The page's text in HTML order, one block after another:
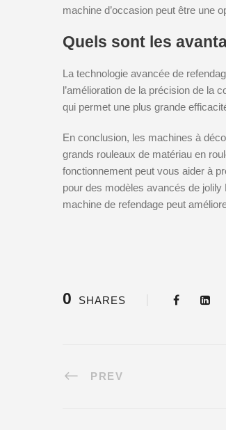
machine d’occasion peut être une
Quels sont les
La technologie avancée de
l’amélioration de la précision de la
qui permet une plus grande
En conclusion, les machines à
grands rouleaux de matériau en
fonctionnement peut vous aider à
pour des modèles avancés de
machine de refendage peut
0 SHARES
PREV